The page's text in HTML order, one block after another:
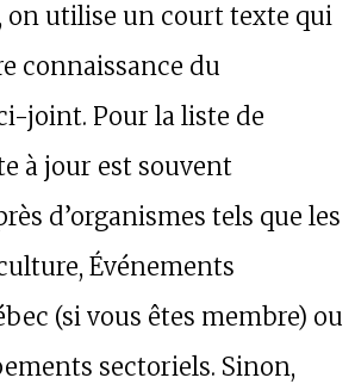
on utilise un court texte qui
connaissance du
joint. Pour la liste de
à jour est souvent
d’organismes tels que les
Événements
(si vous êtes membre) ou
sectoriels. Sinon,